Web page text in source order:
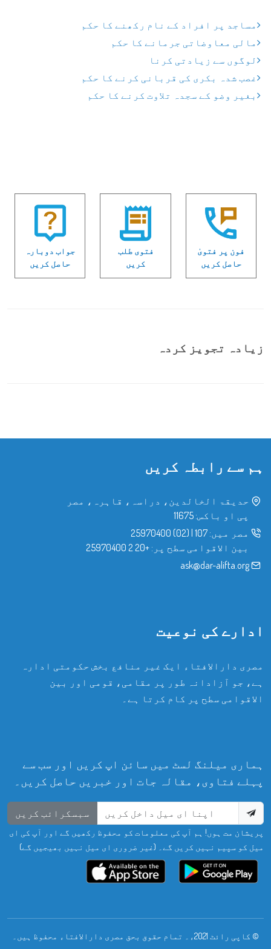
مساجد پر افراد کے نام رکھنے کا حکم
مالی معاوضاتی جرمانے کا حکم
لوگوں سے زیادتی کرنا
غصب شدہ بکری کی قربانی کرنے کا حکم
بغیر وضو کے سجدہ تلاوت کرنے کا حکم
فون پر فتویٰ
حاصل کریں
فتوی طلب
کریں
جواب دوبارہ
حاصل کریں
زیادہ تجویز کردہ
ہم سے رابطہ کریں
حدیقۃ الخالدین، دراسہ، قاہرہ، مصر
پی او باکس: 11675
مصر میں: 107
|
(02) 25970400
بین الاقوامی سطح پر: +20 2 25970400
ask@dar-alifta.org
ادارے کی نوعیت
مصری دارالافتاء ایک غیر منافع بخش حکومتی ادارہ
ہے، جو آزادانہ طور پر مقامی، قومی اور بین
الاقوامی سطح پر کام کرتا ہے۔
ہماری میلنگ لسٹ میں سائن اپ کریں اور سب سے
پہلے فتاوی، مقالہ جات اور خبریں حاصل کریں۔
سبسکرائب کریں
پریشان مت ہوں! ہم آپ کی معلومات کو محفوظ رکھیں گے اور آپ کی ای
میل کو سپیم نہیں کریں گے۔ (غیر ضروری ای میل نہیں بھیجیں گے)
© کاپی رائٹ 2021ء۔ تمام حقوق بحق مصری دارالافتاء محفوظ ہیں۔